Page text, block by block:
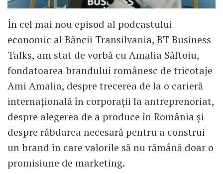
În cel mai nou episod al podcastului
economic al Băncii Transilvania, BT Business
Talks, am stat de vorbă cu Amalia Săftoiu,
fondatoarea brandului românesc de tricotaje
Ami Amalia, despre trecerea de la o carieră
internațională în corporații la antreprenoriat,
despre alegerea de a produce în România și
despre răbdarea necesară pentru a construi
un brand în care valorile să nu rămână doar o
promisiune de marketing.